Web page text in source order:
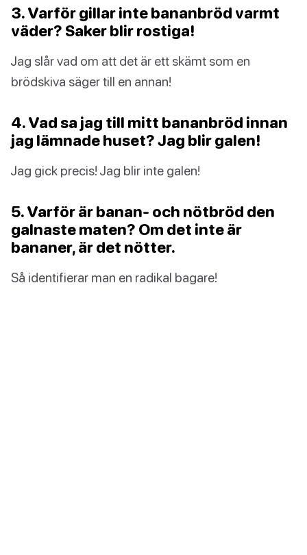
3. Varför gillar inte bananbröd varmt
väder? Saker blir rostiga!
Jag slår vad om att det är ett skämt som en
brödskiva säger till en annan!
4. Vad sa jag till mitt bananbröd innan
jag lämnade huset? Jag blir galen!
Jag gick precis! Jag blir inte galen!
5. Varför är banan- och nötbröd den
galnaste maten? Om det inte är
bananer, är det nötter.
Så identifierar man en radikal bagare!